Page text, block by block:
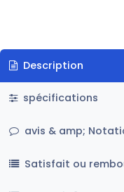
Description
spécifications
avis & amp;
Satisfait ou